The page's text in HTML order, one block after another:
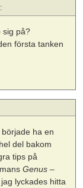
sig på?
första tanken
ha en
del bakom
tips på
Genus –
lyckades hitta